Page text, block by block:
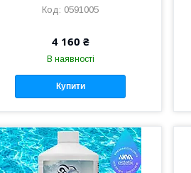
0591005
4 160 ₴
В наявності
Купити